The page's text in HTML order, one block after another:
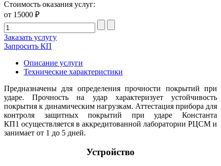
Стоимость оказания услуг:
от 15000 ₽
Заказать услугу
Запросить КП
Описание услуги
Технические характеристики
Предназначены для определения прочности покрытий при
ударе. Прочность на удар характеризует устойчивость
покрытия к динамическим нагрузкам. Аттестация прибора для
контроля защитных покрытий при ударе Константа
КП1 осуществляется в аккредитованной лаборатории РЦСМ и
занимает от 1 до 5 дней.
Устройство